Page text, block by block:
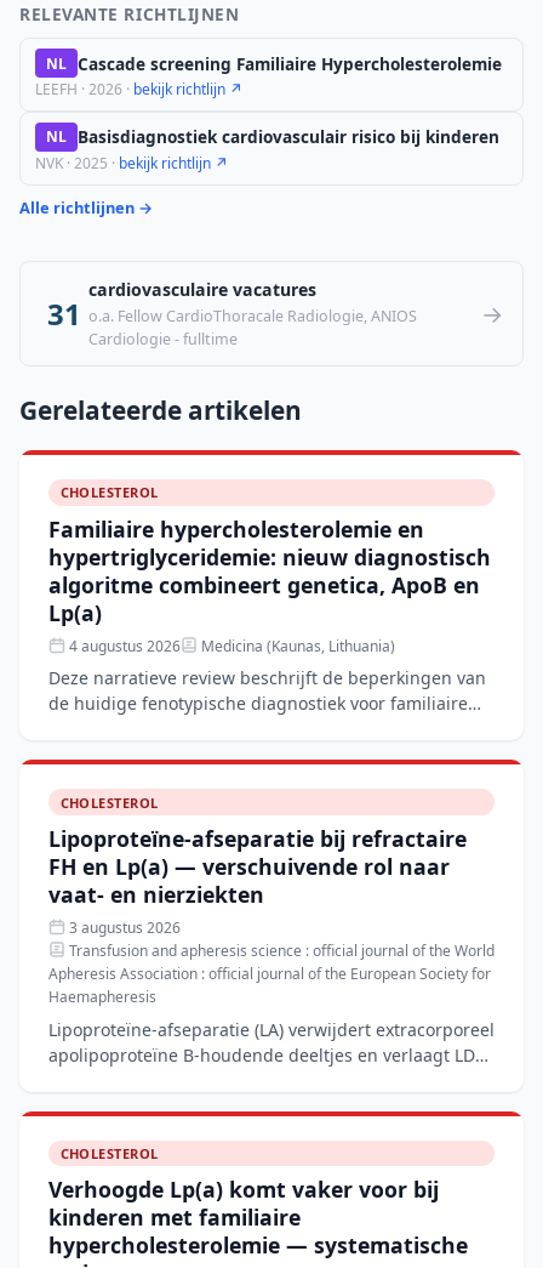
RELEVANTE RICHTLIJNEN
NL Cascade screening Familiaire Hypercholesterolemie
LEEFH · 2026 · bekijk richtlijn ↗
NL Basisdiagnostiek cardiovasculair risico bij kinderen
NVK · 2025 · bekijk richtlijn ↗
Alle richtlijnen →
31
cardiovasculaire vacatures
o.a. Fellow CardioThoracale Radiologie, ANIOS
Cardiologie - fulltime
→
Gerelateerde artikelen
CHOLESTEROL
Familiaire hypercholesterolemie en
hypertriglyceridemie: nieuw diagnostisch
algoritme combineert genetica, ApoB en
Lp(a)
4 augustus 2026 Medicina (Kaunas, Lithuania)
Deze narratieve review beschrijft de beperkingen van
de huidige fenotypische diagnostiek voor familiaire
(FHTG
CHOLESTEROL
Lipoproteïne-afseparatie bij refractaire
FH en Lp(a) — verschuivende rol naar
vaat- en nierziekten
3 augustus 2026
Transfusion and apheresis science : official journal of the World
Apheresis Association : official journal of the European Society for
Haemapheresis
Lipoproteïne-afseparatie (LA) verwijdert extracorporeel
apolipoproteïne B-houdende deeltjes en verlaagt LDL-
CHOLESTEROL
Verhoogde Lp(a) komt vaker voor bij
kinderen met familiaire
hypercholesterolemie — systematische